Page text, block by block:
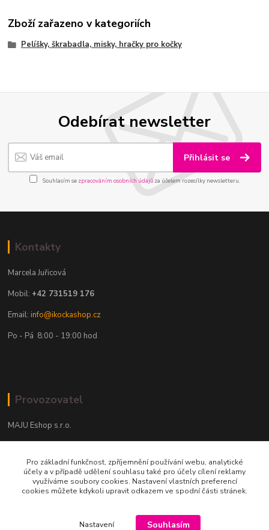
Zboží zařazeno v kategoriích
Pelíšky, škrabadla, misky, hračky pro kočky
Odebírat newsletter
Přihlásit se
Souhlasím se zpracováním osobních údajůza účelem rozesílky newsletteru.
Kontakty
Marcela Juřicová
Mobil: +42 731519 176
Email:info@ikockashop.cz
Po - Pá 8:00 - 19:00 hod
Provozovatel
MAJU Eshop s.r.o.
702 00 Ostrava
IČ: 09674799
Pro základní funkčnost, zpříjemnění používání webu, analytické
účely a v případě udělení souhlasu také pro účely cílení reklamy
využíváme soubory cookies. Nastavení vlastních preferencí
cookies můžete kdykoli upravit odkazem ve spodní části stránek.
Nastavení Souhlasím